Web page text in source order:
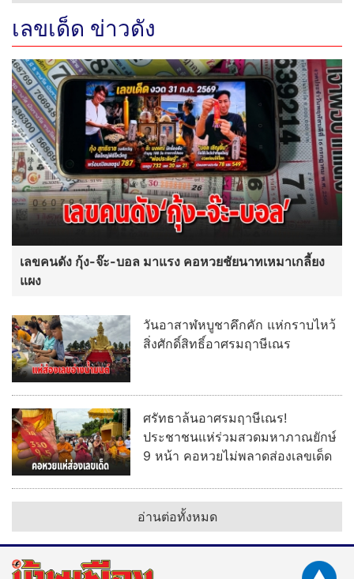
เลขเด็ด ข่าวดัง
เลขคนดัง กุ้ง-จ๊ะ-บอล มาแรง คอหวยชัยนาทเหมาเกลี้ยง
แผง
วันอาสาฬหบูชาคึกคัก แห่กราบไหว้
สิ่งศักดิ์สิทธิ์อาศรมฤาษีเณร
ศรัทธาล้นอาศรมฤาษีเณร!
ประชาชนแห่ร่วมสวดมหาภาณยักษ์
9 หน้า คอหวยไม่พลาดส่องเลขเด็ด
อ่านต่อทั้งหมด